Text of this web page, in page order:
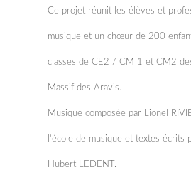
Ce projet réunit les élèves et
musique et un chœur de 200
classes de CE2 / CM 1 et CM2
Massif des Aravis.
Musique composée par Lionel
l’école de musique et textes écrits
Hubert LEDENT.